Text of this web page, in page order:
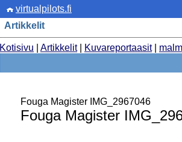
virtualpilots.fi
Artikkelit
Kotisivu Artikkelit| Kuvareportaasit|
Fouga Magister IMG_2967046
Fouga Magister